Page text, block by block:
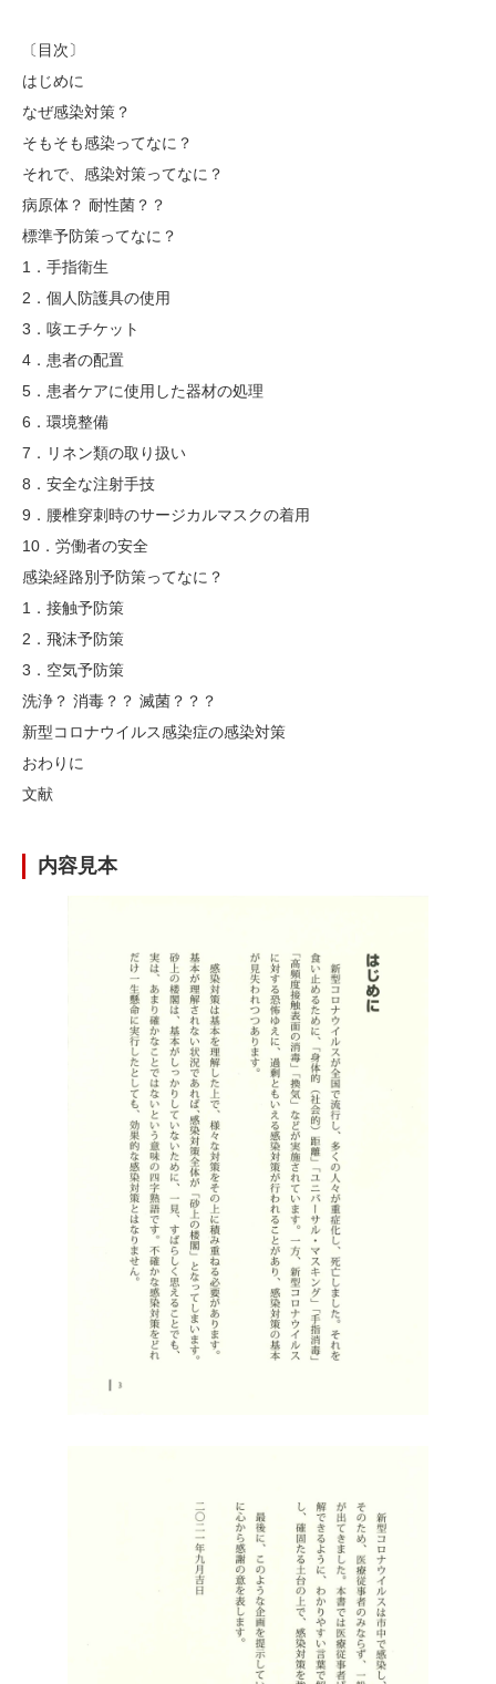
〔目次〕
はじめに
なぜ感染対策？
そもそも感染ってなに？
それで、感染対策ってなに？
病原体？ 耐性菌？？
標準予防策ってなに？
1．手指衛生
2．個人防護具の使用
3．咳エチケット
4．患者の配置
5．患者ケアに使用した器材の処理
6．環境整備
7．リネン類の取り扱い
8．安全な注射手技
9．腰椎穿刺時のサージカルマスクの着用
10．労働者の安全
感染経路別予防策ってなに？
1．接触予防策
2．飛沫予防策
3．空気予防策
洗浄？ 消毒？？ 滅菌？？？
新型コロナウイルス感染症の感染対策
おわりに
文献
内容見本